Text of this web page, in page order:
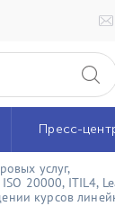
Пресс-
услуг,
20000, ITIL4,
курсов